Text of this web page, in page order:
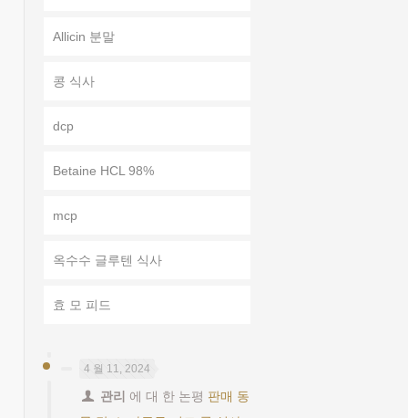
Allicin 분말
콩 식사
dcp
Betaine HCL 98%
mcp
옥수수 글루텐 식사
효 모 피드
4 월 11, 2024
관리 에 대 한 논평 판매 동